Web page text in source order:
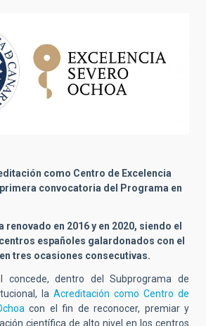
como Centro de Excelencia
convocatoria del Programa en
renovado en 2016 y en 2020, siendo el
españoles galardonados con el
tres ocasiones consecutivas.
concede, dentro del Subprograma de
la Acreditación como Centro de
con el fin de reconocer, premiar y
científica de alto nivel en los centros